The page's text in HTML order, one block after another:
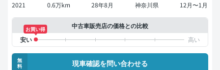
2021 0.6万km 28年8月 神奈川県 12月〜1月
中古車販売店の価格との比較
お買い得
無
料
現車確認を問い合わせる